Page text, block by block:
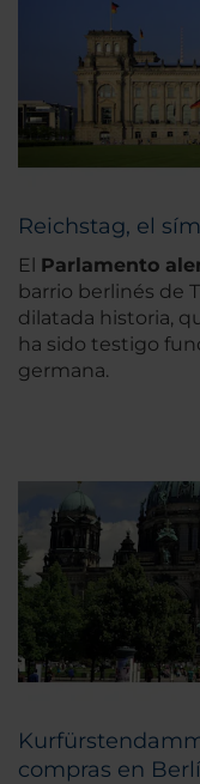
Reichstag, el
El Parlamento
barrio berlinés de
dilatada historia,
ha sido testigo
germana.
compras en